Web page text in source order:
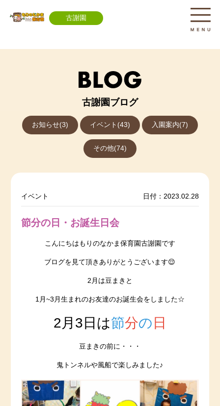
古謝園
古謝園ブログ
お知らせ(3) イベント(43) 入園案内(7)
その他(74)
イベント 日付：2023.02.28
節分の日・お誕生日会
こんにちはもりのなかま保育園古謝園です
ブログを見て頂きありがとうございます😌
2月は豆まきと
1月~3月生まれのお友達のお誕生会をしました☆
2月3日は節分の 日
豆まきの前に・・・
鬼トンネルや風船で楽しみました♪